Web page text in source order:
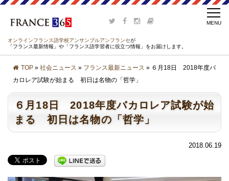
オンラインフランス語学校アンサンブルアンフランセが
「フランス最新情報」や「フランス語学習者に役立つ情報」をお届けします。
TOP » 社会ニュース » フランス最新ニュース » ６月18日 2018年度バ
カロレア試験が始まる 初日は名物の「哲学」
６月18日 2018年度バカロレア試験が始
まる 初日は名物の「哲学」
2018.06.19